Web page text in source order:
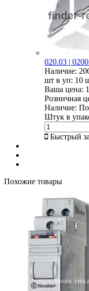
020.03 |
Наличие:
шт в уп: 10
Ваша цена:
Розничная
Наличие:
Штук в
Быстрый
Похожие товары